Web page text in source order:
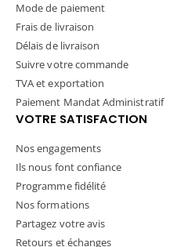
Mode de paiement
Frais de livraison
Délais de livraison
Suivre votre commande
TVA et exportation
Paiement Mandat Administratif
VOTRE SATISFACTION
Nos engagements
Ils nous font confiance
Programme fidélité
Nos formations
Partagez votre avis
Retours et échanges